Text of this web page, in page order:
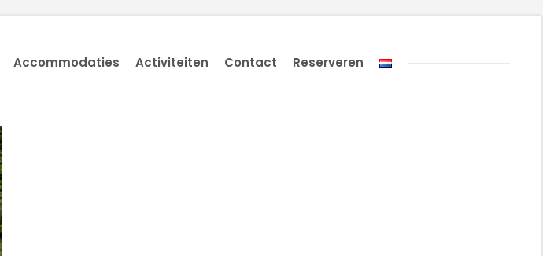
Accommodaties Activiteiten Contact Reserveren